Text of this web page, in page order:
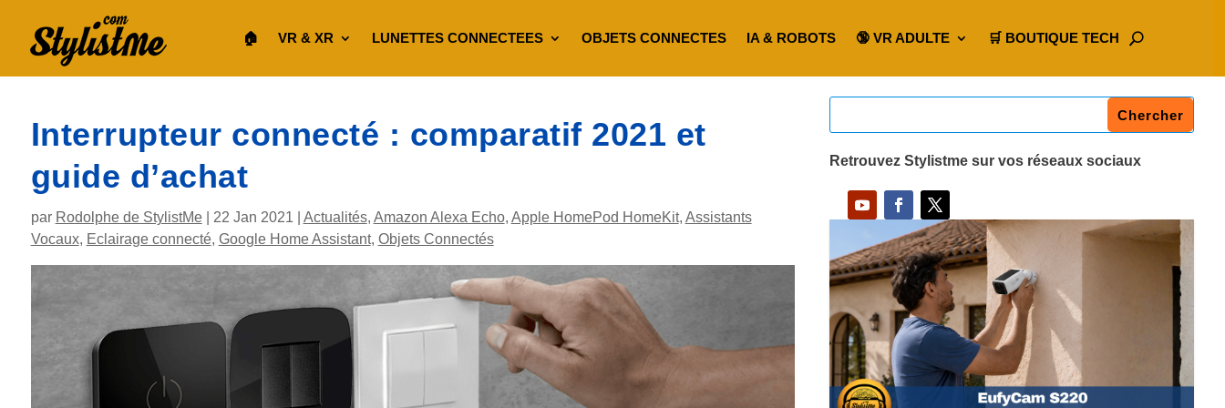
🏠︎ VR & XR LUNETTES CONNECTEES OBJETS CONNECTES IA & ROBOTS 🔞 VR ADULTE 🛒 BOUTIQUE TECH
Interrupteur connecté : comparatif 2021 et
guide d’achat
par Rodolphe de StylistMe| 22 Jan 2021 Actualités, Amazon Alexa Echo, Apple HomePod HomeKit, Assistants
Vocaux, Eclairage connecté, Google Home Assistant, Objets Connectés
Retrouvez Stylistme sur vos réseaux sociaux